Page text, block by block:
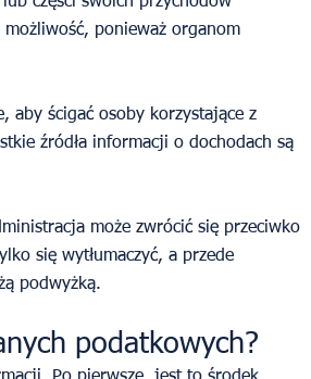
ponieważ organom
aby ścigać osoby korzystające z
źródła informacji o dochodach są
może zwrócić się przeciwko
się wytłumaczyć, a przede
podwyżką.
podatkowych?